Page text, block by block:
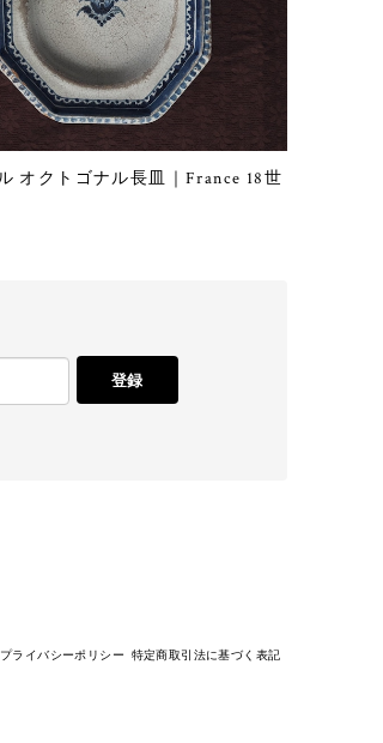
オクトゴナル長皿｜France 18世
登録
プライバシーポリシー 特定商取引法に基づく表記